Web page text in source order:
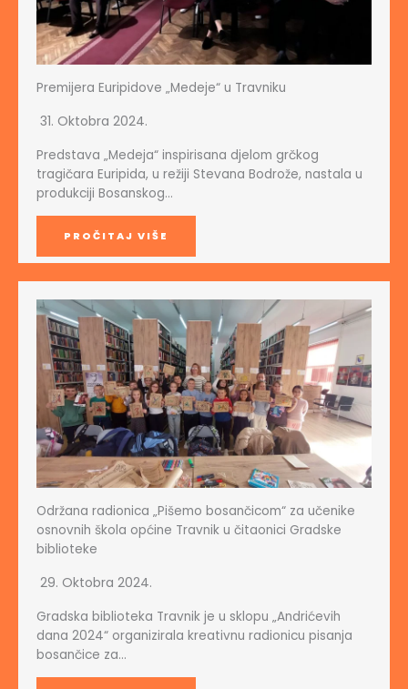
Premijera Euripidove „Medeje“ u Travniku
31. Oktobra 2024.
Predstava „Medeja“ inspirisana djelom grčkog
tragičara Euripida, u režiji Stevana Bodrože, nastala u
produkciji Bosanskog…
PROČITAJ VIŠE
Održana radionica „Pišemo bosančicom“ za učenike
osnovnih škola općine Travnik u čitaonici Gradske
biblioteke
29. Oktobra 2024.
Gradska biblioteka Travnik je u sklopu „Andrićevih
dana 2024“ organizirala kreativnu radionicu pisanja
bosančice za…